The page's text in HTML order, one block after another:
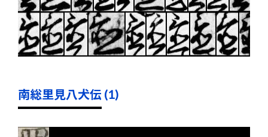
南総里見八犬伝 (1)